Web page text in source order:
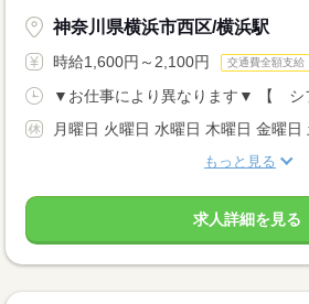
神奈川県横浜市西区/横浜駅
時給1,600円～2,100円 交通費全額支給
▼お仕事により異なります▼ 【 シ
月曜日 火曜日 水曜日 木曜日 金曜日
もっと見る
求人詳細を見る